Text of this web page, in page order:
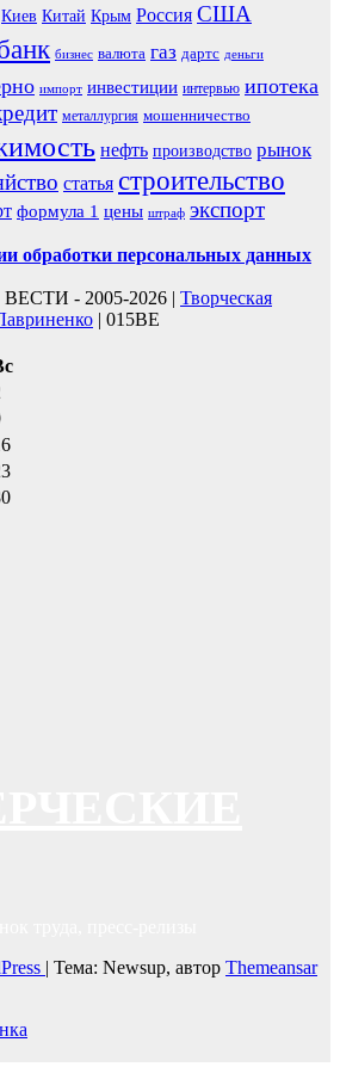
Киев Китай Крым Россия США
бизнес валюта газ дартс деньги
импорт инвестиции интервью ипотека
металлургия мошенничество
нефть производство рынок
статья строительство
формула 1 цены штраф экспорт
обработки персональных данных
- 2005-2026 | Творческая
| 015BE
| Тема: Newsup, автор Themeansar